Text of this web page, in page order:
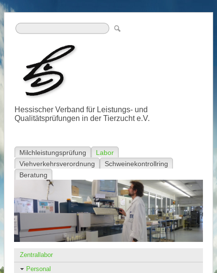
Hessischer Verband für Leistungs- und
Qualitätsprüfungen in der Tierzucht e.V.
Milchleistungsprüfung
Labor
Viehverkehrsverordnung
Schweinekontrollring
Beratung
Zentrallabor
Personal